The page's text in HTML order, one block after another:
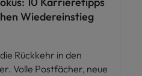
Wiedereinstieg
Rückkehr in den
Volle Postfächer, neue